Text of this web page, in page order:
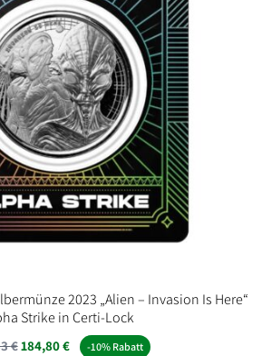
2023 „Alien – Invasion Is Here“
Strike in Certi-Lock
€184,80€ -10% Rabatt